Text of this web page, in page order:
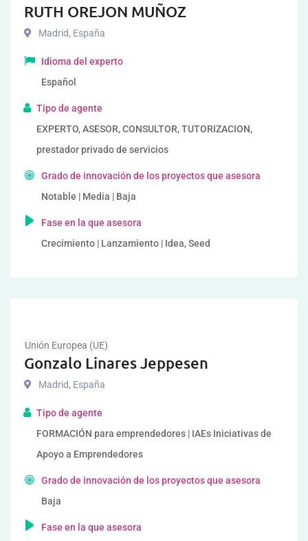
RUTH OREJON MUÑOZ
Madrid, España
Idioma del experto
Español
Tipo de agente
EXPERTO, ASESOR, CONSULTOR, TUTORIZACION,
prestador privado de servicios
Grado de innovación de los proyectos que asesora
Notable | Media | Baja
Fase en la que asesora
Crecimiento | Lanzamiento | Idea, Seed
Unión Europea (UE)
Gonzalo Linares Jeppesen
Madrid, España
Tipo de agente
FORMACIÓN para emprendedores | IAEs Iniciativas de
Apoyo a Emprendedores
Grado de innovación de los proyectos que asesora
Baja
Fase en la que asesora